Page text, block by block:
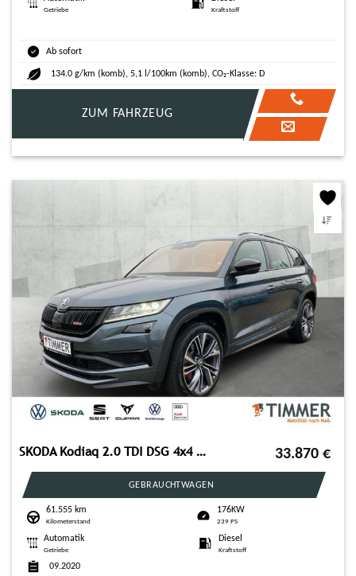
Getriebe Kraftstoff
Ab sofort
134.0 g/km (komb), 5,1 l/100km (komb), CO₂-Klasse: D
ZUM FAHRZEUG
SKODA Kodiaq 2.0 TDI DSG 4x4 RS *AHK *ACC *20" *RKAM * 33.870 €
GEBRAUCHTWAGEN
61.555 km
Kilometerstand
176KW
239 PS
Automatik
Getriebe
Diesel
Kraftstoff
09.2020